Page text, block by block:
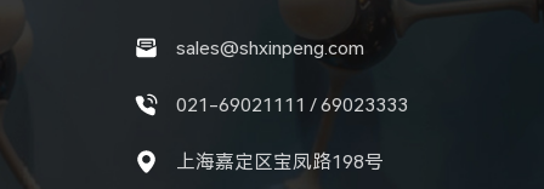
sales@shxinpeng.com
021-69021111 / 69023333
上海嘉定区宝凤路198号